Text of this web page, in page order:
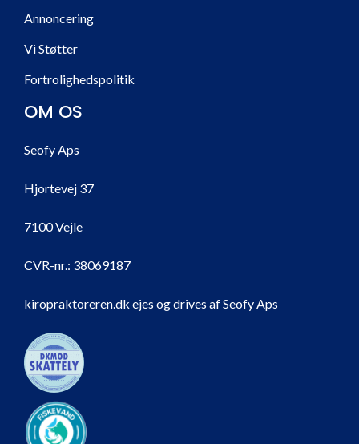
Annoncering
Vi Støtter
Fortrolighedspolitik
OM OS
Seofy Aps
Hjortevej 37
7100 Vejle
CVR-nr.: 38069187
kiropraktoreren.dk ejes og drives af Seofy Aps